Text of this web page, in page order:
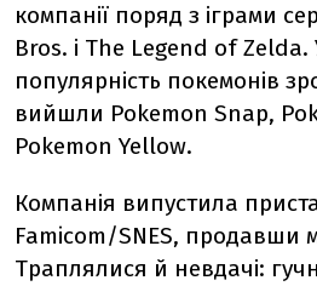
компанії поряд з іграми
Bros. і The Legend of Zelda.
популярність покемонів
вийшли Pokemon Snap,
Pokemon Yellow.
Компанія випустила
Famicom/SNES, продавши
Траплялися й невдачі: